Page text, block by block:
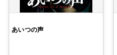
あいつの声